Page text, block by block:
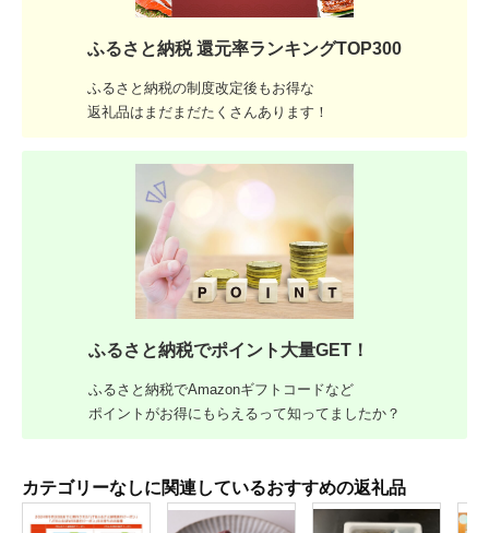
ふるさと納税 還元率ランキングTOP300
ふるさと納税の制度改定後もお得な
返礼品はまだまだたくさんあります！
ふるさと納税でポイント大量GET！
ふるさと納税でAmazonギフトコードなど
ポイントがお得にもらえるって知ってましたか？
カテゴリーなしに関連しているおすすめの返礼品